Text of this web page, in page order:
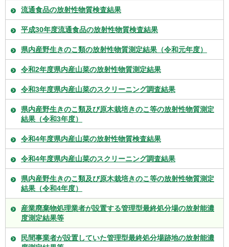
流通食品の放射性物質検査結果
平成30年度流通食品の放射性物質検査結果
県内産野生きのこ類の放射性物質測定結果（令和元年度）
令和2年度県内産山菜の放射性物質測定結果
令和3年度県内産山菜のスクリーニング調査結果
県内産野生きのこ類及び原木栽培きのこ等の放射性物質測定
結果（令和3年度）
令和4年度県内産山菜の放射性物質検査結果
令和4年度県内産山菜のスクリーニング調査結果
県内産野生きのこ類及び原木栽培きのこ等の放射性物質測定
結果（令和4年度）
産業廃棄物処理業者が設置する管理型最終処分場の放射能濃
度測定結果等
民間事業者が設置していた管理型最終処分場跡地の放射能濃